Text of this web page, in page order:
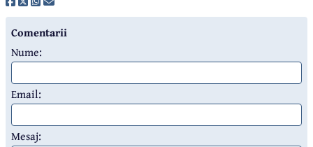
Comentarii
Nume:
Email:
Mesaj: